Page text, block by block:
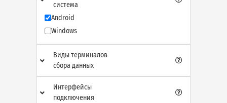
система
Android
Windows
Виды терминалов
сбора данных
Интерфейсы
подключения